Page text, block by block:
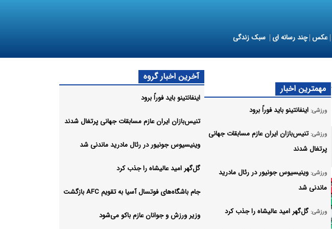
عکس چند رسانه ای سبک زندگی
مهمترین اخبار
ورزشی: اینفانتینو باید فوراً برود
ورزشی: تنیس‌بازان ایران عازم مسابقات جهانی
پرتغال شدند
ورزشی: وینیسیوس جونیور در رئال مادرید
ماندنی شد
ورزشی: گل‌گهر امید عالیشاه را جذب کرد
آخرین اخبار گروه
اینفانتینو باید فوراً برود
تنیس‌بازان ایران عازم مسابقات جهانی پرتغال شدند
وینیسیوس جونیور در رئال مادرید ماندنی شد
گل‌گهر امید عالیشاه را جذب کرد
جام باشگاه‌های فوتسال آسیا به تقویم AFC بازگشت
وزیر ورزش و جوانان عازم باکو می‌شود